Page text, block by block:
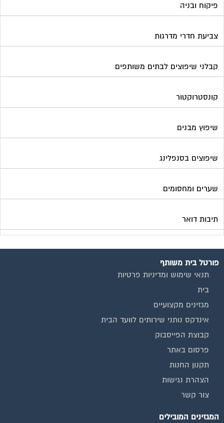
פיקוח ובניה
צביעת חדרי מדרגות
קבלני שיפוצים לבתים משותפים
קונסטרוקטור
שיפוץ מבנים
שיפוצים בסנפלינג
שערים ומחסומים
תיבות דואר
פורטל בית משותף
תנאי שימוש ומדיניות פרטיות
בית
מגזינים מקצועיים
אינדקס נותני שירותים לוועד הבית
קבוצת הפייסבוק
פרסום באתר
תקנון החנות
הצהרת נגישות
צור קשר
המגזינים המובילים